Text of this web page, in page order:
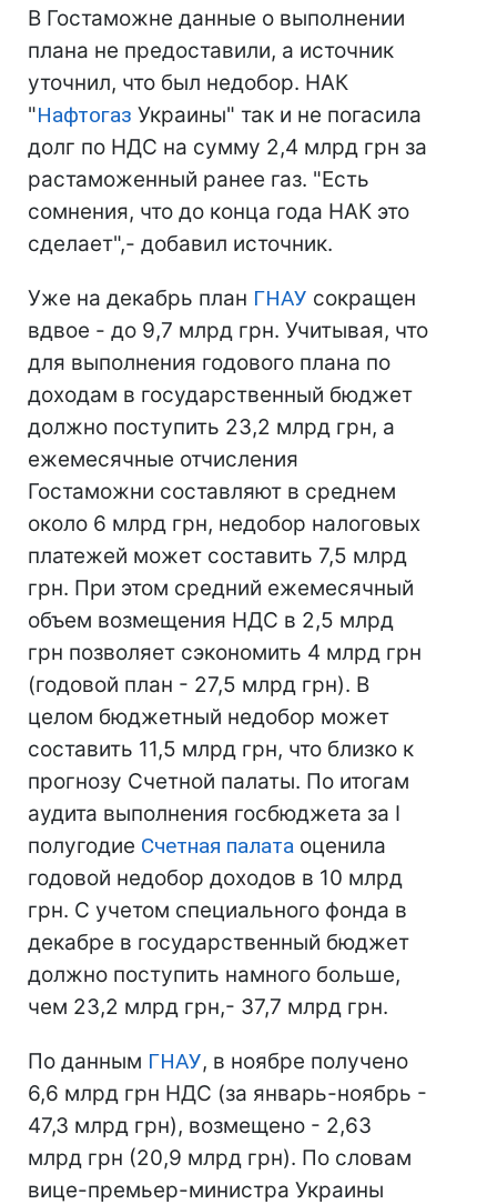
В Гостаможне данные о выполнении
плана не предоставили, а источник
уточнил, что был недобор. НАК
"Нафтогаз Украины" так и не погасила
долг по НДС на сумму 2,4 млрд грн за
растаможенный ранее газ. "Есть
сомнения, что до конца года НАК это
сделает",- добавил источник.
Уже на декабрь план ГНАУ сокращен
вдвое - до 9,7 млрд грн. Учитывая, что
для выполнения годового плана по
доходам в государственный бюджет
должно поступить 23,2 млрд грн, а
ежемесячные отчисления
Гостаможни составляют в среднем
около 6 млрд грн, недобор налоговых
платежей может составить 7,5 млрд
грн. При этом средний ежемесячный
объем возмещения НДС в 2,5 млрд
грн позволяет сэкономить 4 млрд грн
(годовой план - 27,5 млрд грн). В
целом бюджетный недобор может
составить 11,5 млрд грн, что близко к
прогнозу Счетной палаты. По итогам
аудита выполнения госбюджета за I
полугодие Счетная палата оценила
годовой недобор доходов в 10 млрд
грн. С учетом специального фонда в
декабре в государственный бюджет
должно поступить намного больше,
чем 23,2 млрд грн,- 37,7 млрд грн.
По данным ГНАУ, в ноябре получено
6,6 млрд грн НДС (за январь-ноябрь -
47,3 млрд грн), возмещено - 2,63
млрд грн (20,9 млрд грн). По словам
вице-премьер-министра Украины